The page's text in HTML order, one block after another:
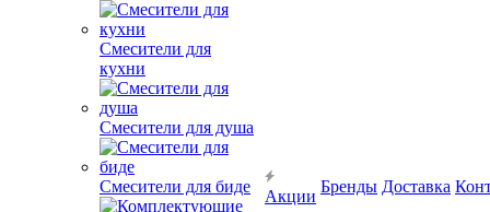
Смесители для
кухни
Смесители для душа
Смесители для биде
Акции
Бренды Доставка